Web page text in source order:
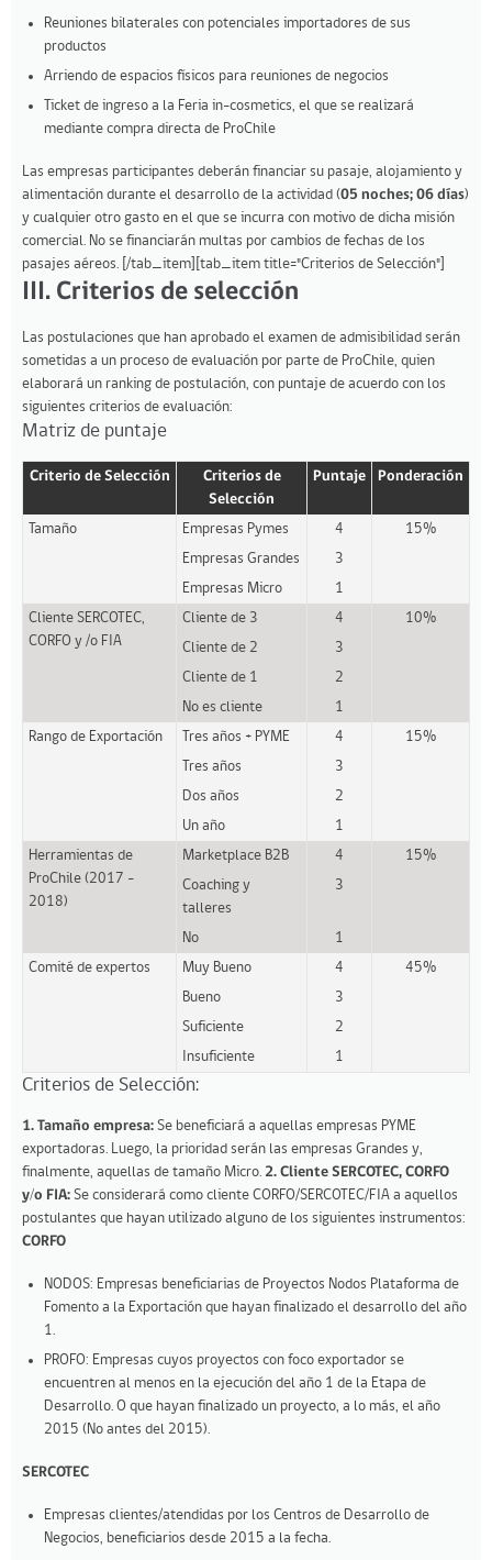
Reuniones bilaterales con potenciales importadores de sus
productos
Arriendo de espacios físicos para reuniones de negocios
Ticket de ingreso a la Feria in-cosmetics, el que se realizará
mediante compra directa de ProChile
Las empresas participantes deberán financiar su pasaje, alojamiento y
alimentación durante el desarrollo de la actividad (05 noches; 06 días)
y cualquier otro gasto en el que se incurra con motivo de dicha misión
comercial. No se financiarán multas por cambios de fechas de los
pasajes aéreos. [/tab_item][tab_item title="Criterios de Selección"]
III. Criterios de selección
Las postulaciones que han aprobado el examen de admisibilidad serán
sometidas a un proceso de evaluación por parte de ProChile, quien
elaborará un ranking de postulación, con puntaje de acuerdo con los
siguientes criterios de evaluación:
Matriz de puntaje
Criterio de Selección
Criterios de
Selección
Puntaje Ponderación
Tamaño Empresas Pymes 4
15%
Empresas Grandes
3
Empresas Micro
1
Cliente SERCOTEC,
CORFO y /o FIA
Cliente de 3 4
10%
Cliente de 2
3
Cliente de 1
2
No es cliente
1
Rango de Exportación
Tres años + PYME 4
15%
Tres años
3
Dos años
2
Un año
1
Herramientas de
ProChile (2017 -
2018)
Marketplace B2B 4
15%
Coaching y
talleres
3
No
1
Comité de expertos
Muy Bueno 4
45%
Bueno
3
Suficiente
2
Insuficiente
1
Criterios de Selección:
1. Tamaño empresa: Se beneficiará a aquellas empresas PYME
exportadoras. Luego, la prioridad serán las empresas Grandes y,
finalmente, aquellas de tamaño Micro. 2. Cliente SERCOTEC, CORFO
y/o FIA: Se considerará como cliente CORFO/SERCOTEC/FIA a aquellos
postulantes que hayan utilizado alguno de los siguientes instrumentos:
CORFO
NODOS: Empresas beneficiarias de Proyectos Nodos Plataforma de
Fomento a la Exportación que hayan finalizado el desarrollo del año
1.
PROFO: Empresas cuyos proyectos con foco exportador se
encuentren al menos en la ejecución del año 1 de la Etapa de
Desarrollo. O que hayan finalizado un proyecto, a lo más, el año
2015 (No antes del 2015).
SERCOTEC
Empresas clientes/atendidas por los Centros de Desarrollo de
Negocios, beneficiarios desde 2015 a la fecha.